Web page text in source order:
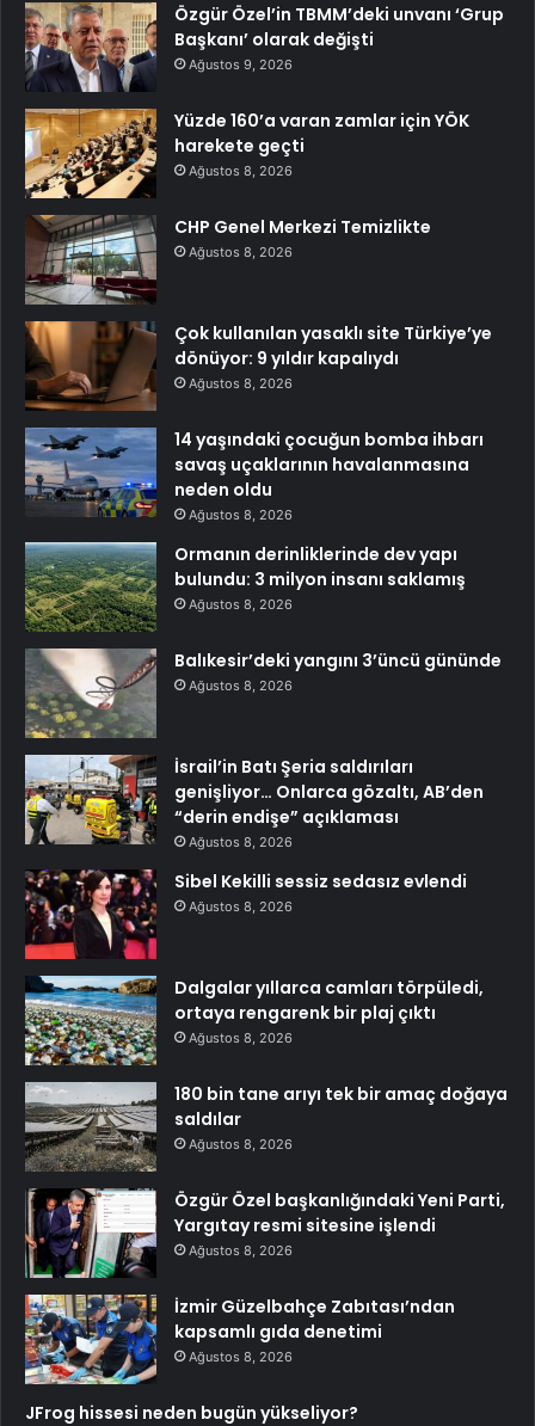
Özgür Özel’in TBMM’deki unvanı ‘Grup
Başkanı’ olarak değişti
Ağustos 9, 2026
Yüzde 160’a varan zamlar için YÖK
harekete geçti
Ağustos 8, 2026
CHP Genel Merkezi Temizlikte
Ağustos 8, 2026
Çok kullanılan yasaklı site Türkiye’ye
dönüyor: 9 yıldır kapalıydı
Ağustos 8, 2026
14 yaşındaki çocuğun bomba ihbarı
savaş uçaklarının havalanmasına
neden oldu
Ağustos 8, 2026
Ormanın derinliklerinde dev yapı
bulundu: 3 milyon insanı saklamış
Ağustos 8, 2026
Balıkesir’deki yangını 3’üncü gününde
Ağustos 8, 2026
İsrail’in Batı Şeria saldırıları
genişliyor… Onlarca gözaltı, AB’den
“derin endişe” açıklaması
Ağustos 8, 2026
Sibel Kekilli sessiz sedasız evlendi
Ağustos 8, 2026
Dalgalar yıllarca camları törpüledi,
ortaya rengarenk bir plaj çıktı
Ağustos 8, 2026
180 bin tane arıyı tek bir amaç doğaya
saldılar
Ağustos 8, 2026
Özgür Özel başkanlığındaki Yeni Parti,
Yargıtay resmi sitesine işlendi
Ağustos 8, 2026
İzmir Güzelbahçe Zabıtası’ndan
kapsamlı gıda denetimi
Ağustos 8, 2026
JFrog hissesi neden bugün yükseliyor?